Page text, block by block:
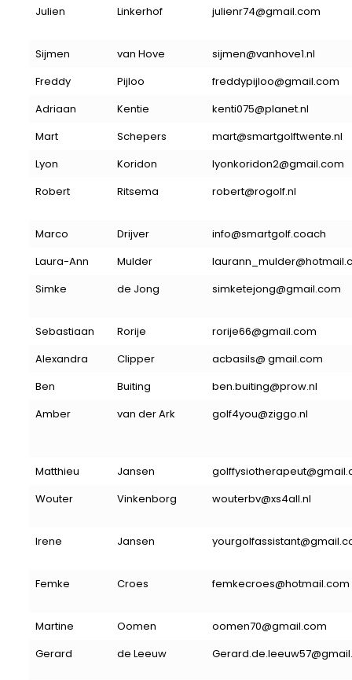
Julien
Linkerhof julienr74@gmail.com
Sijmen van Hove
sijmen@vanhove1.nl
Freddy
Pijloo
freddypijloo@gmail.com
Adriaan
Kentie
kenti075@planet.nl
Mart
Schepers
mart@smartgolftwente.nl
Lyon
Koridon
lyonkoridon2@gmail.com
Robert
Ritsema robert@rogolf.nl
Marco Drijver
info@smartgolf.coach
Laura-Ann
Mulder
Simke
de Jong simketejong@gmail.com
Sebastiaan Rorije
rorije66@gmail.com
Alexandra
Clipper
acbasils@ gmail.com
Ben
Buiting
ben.buiting@prow.nl
Amber
van der Ark golf4you@ziggo.nl
Matthieu Jansen
Wouter
Vinkenborg wouterbv@xs4all.nl
Irene Jansen
Femke Croes femkecroes@hotmail.com
Martine Oomen
oomen70@gmail.com
Gerard
de Leeuw